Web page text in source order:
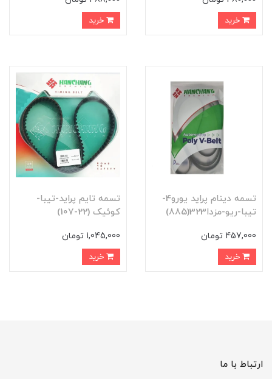
تسمه دينام پرايد يورو4-
تيبا-ريو-مزدا323(885)
457,000 تومان
تسمه تايم پرايد-تيبا-
کوئيک (22-107)
1,045,000 تومان
ارتباط با ما